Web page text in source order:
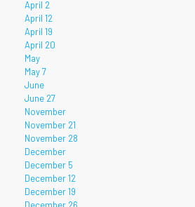
April 2
April 12
April 19
April 20
May
May 7
June
June 27
November
November 21
November 28
December
December 5
December 12
December 19
December 26